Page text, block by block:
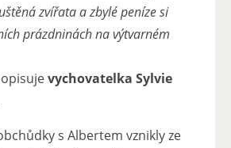
zvířata a zbylé peníze si
prázdninách na výtvarném
vychovatelka Sylvie
s Albertem vznikly ze